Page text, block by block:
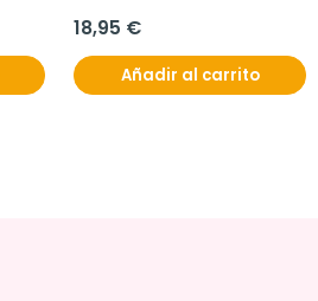
18,95 €
Añadir al carrito